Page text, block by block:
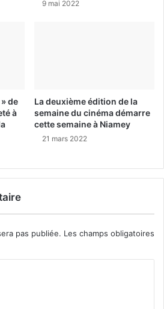
9 mai 2022
de
à
La deuxième édition de la
semaine du cinéma démarre
cette semaine à Niamey
21 mars 2022
pas publiée. Les champs obligatoires